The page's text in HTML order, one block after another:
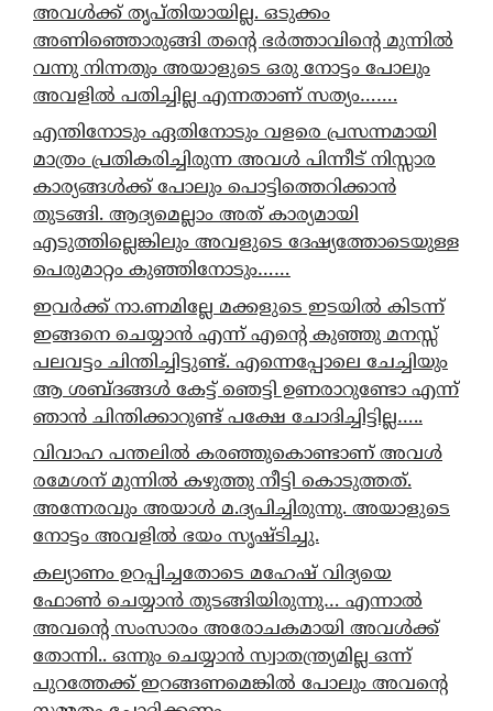
അവൾക്ക് തൃപ്തിയായില്ല. ഒടുക്കം
അണിഞ്ഞൊരുങ്ങി തന്റെ ഭർത്താവിന്റെ മുന്നിൽ
വന്നു നിന്നതും അയാളുടെ ഒരു നോട്ടം പോലും
അവളിൽ പതിച്ചില്ല എന്നതാണ് സത്യം…….
എന്തിനോടും ഏതിനോടും വളരെ പ്രസന്നമായി
മാത്രം പ്രതികരിച്ചിരുന്ന അവൾ പിന്നീട് നിസ്സാര
കാര്യങ്ങൾക്ക് പോലും പൊട്ടിത്തെറിക്കാൻ
തുടങ്ങി. ആദ്യമെല്ലാം അത് കാര്യമായി
എടുത്തില്ലെങ്കിലും അവളുടെ ദേഷ്യത്തോടെയുള്ള
പെരുമാറ്റം കുഞ്ഞിനോടും……
ഇവർക്ക് നാ.ണമില്ലേ മക്കളുടെ ഇടയിൽ കിടന്ന്
ഇങ്ങനെ ചെയ്യാൻ എന്ന് എന്റെ കുഞ്ഞു മനസ്സ്
പലവട്ടം ചിന്തിച്ചിട്ടുണ്ട്. എന്നെപ്പോലെ ചേച്ചിയും
ആ ശബ്ദങ്ങൾ കേട്ട് ഞെട്ടി ഉണരാറുണ്ടോ എന്ന്
ഞാൻ ചിന്തിക്കാറുണ്ട് പക്ഷേ ചോദിച്ചിട്ടില്ല…..
വിവാഹ പന്തലിൽ കരഞ്ഞുകൊണ്ടാണ് അവൾ
രമേശന് മുന്നിൽ കഴുത്തു നീട്ടി കൊടുത്തത്.
അന്നേരവും അയാൾ മ.ദ്യപിച്ചിരുന്നു. അയാളുടെ
നോട്ടം അവളിൽ ഭയം സൃഷ്ടിച്ചു.
കല്യാണം ഉറപ്പിച്ചതോടെ മഹേഷ് വിദ്യയെ
ഫോൺ ചെയ്യാൻ തുടങ്ങിയിരുന്നു… എന്നാൽ
അവന്റെ സംസാരം അരോചകമായി അവൾക്ക്
തോന്നി.. ഒന്നും ചെയ്യാൻ സ്വാതന്ത്ര്യമില്ല ഒന്ന്
പുറത്തേക്ക് ഇറങ്ങണമെങ്കിൽ പോലും അവന്റെ